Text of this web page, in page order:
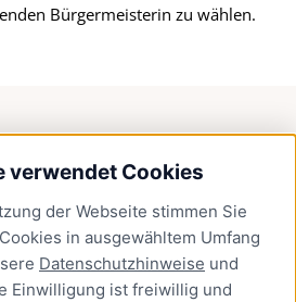
verwendet Cookies
der Webseite stimmen Sie
in ausgewähltem Umfang
Datenschutzhinweise und
Einwilligung ist freiwillig und
Bürgermeisterin zu wählen.